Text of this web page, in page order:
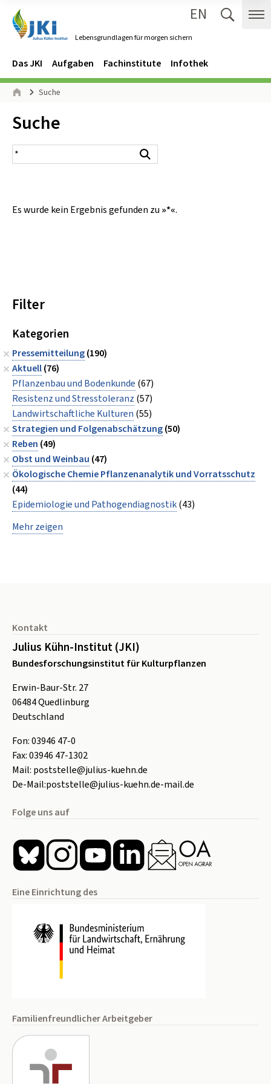
Lebensgrundlagen für morgen sichern
EN
Navigation
Hauptmenü
Das JKI Aufgaben Fachinstitute Infothek
Seitenpfad
Suche
Inhalt:
Suche
Suchergebnis
Es wurde kein Ergebnis gefunden zu »*«.
Filter
Kategorien
Pressemitteilung(190)
Aktuell(76)
Pflanzenbau und Bodenkunde (67)
Resistenz und Stresstoleranz (57)
Landwirtschaftliche Kulturen (55)
Strategien und Folgenabschätzung(50)
Reben (49)
Obst und Weinbau (47)
Ökologische Chemie Pflanzenanalytik und Vorratsschutz
(44)
Epidemiologie und Pathogendiagnostik(43)
Mehr zeigen
Kontakt
Julius Kühn-Institut (JKI)
Bundesforschungsinstitut für Kulturpflanzen
Erwin-Baur-Str. 27
06484Quedlinburg
Deutschland
Fon:03946 47-0
Fax:03946 47-1302
Mail: poststelle@julius-kuehn.de
De-Mail:poststelle@julius-kuehn.de-mail.de
Folge uns auf
Eine Einrichtung des
Familienfreundlicher Arbeitgeber